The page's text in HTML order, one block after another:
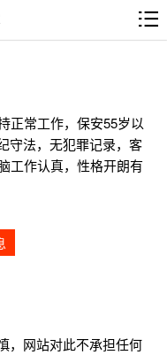
正常工作，保安55岁以
守法，无犯罪记录，客
工作认真，性格开朗有
，网站对此不承担任何